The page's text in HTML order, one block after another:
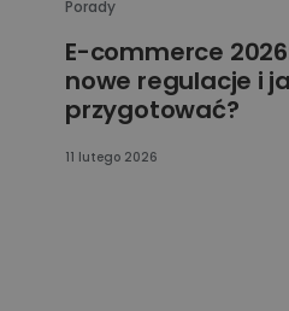
Porady
E-commerce
nowe regulacje i
przygotować?
11 lutego 2026